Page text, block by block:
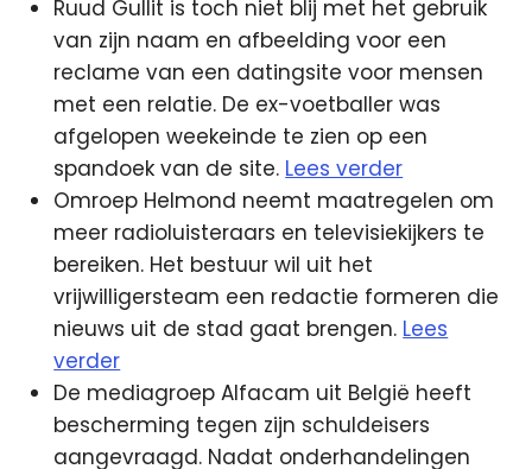
Ruud Gullit is toch niet blij met het gebruik
van zijn naam en afbeelding voor een
reclame van een datingsite voor mensen
met een relatie. De ex-voetballer was
afgelopen weekeinde te zien op een
spandoek van de site. Lees verder
Omroep Helmond neemt maatregelen om
meer radioluisteraars en televisiekijkers te
bereiken. Het bestuur wil uit het
vrijwilligersteam een redactie formeren die
nieuws uit de stad gaat brengen. Lees
verder
De mediagroep Alfacam uit België heeft
bescherming tegen zijn schuldeisers
aangevraagd. Nadat onderhandelingen